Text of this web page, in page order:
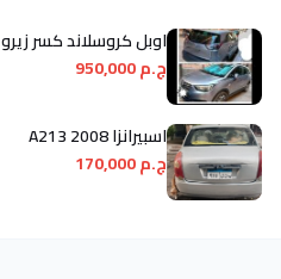
اوبل كروسلاند كسر زيرو 2021
ج.م 950,000
اسبيرانزا A213 2008
ج.م 170,000